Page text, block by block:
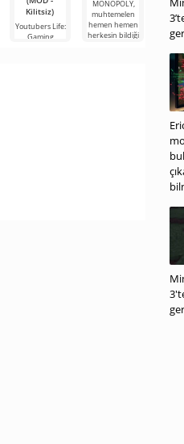
Kilitsiz)
Youtubers Life:
Gaming
MONOPOLY,
muhtemelen
hemen hemen
herkesin bildiği
güzel